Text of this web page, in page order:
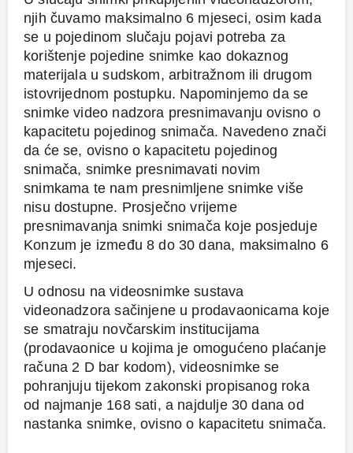
njih čuvamo maksimalno 6 mjeseci, osim kada
se u pojedinom slučaju pojavi potreba za
korištenje pojedine snimke kao dokaznog
materijala u sudskom, arbitražnom ili drugom
istovrijednom postupku. Napominjemo da se
snimke video nadzora presnimavanju ovisno o
kapacitetu pojedinog snimača. Navedeno znači
da će se, ovisno o kapacitetu pojedinog
snimača, snimke presnimavati novim
snimkama te nam presnimljene snimke više
nisu dostupne. Prosječno vrijeme
presnimavanja snimki snimača koje posjeduje
Konzum je između 8 do 30 dana, maksimalno 6
mjeseci.
U odnosu na videosnimke sustava
videonadzora sačinjene u prodavaonicama koje
se smatraju novčarskim institucijama
(prodavaonice u kojima je omogućeno plaćanje
računa 2 D bar kodom), videosnimke se
pohranjuju tijekom zakonski propisanog roka
od najmanje 168 sati, a najdulje 30 dana od
nastanka snimke, ovisno o kapacitetu snimača.